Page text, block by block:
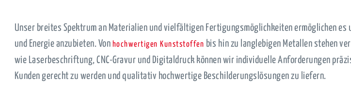
Unser breites Spektrum an Materialien und vielfältigen Fertigungsmöglichkeiten ermöglichen
und Energie anzubieten. Von hochwertigen Kunststoffen bis hin zu langlebigen Metallen stehen
wie Laserbeschriftung, CNC-Gravur und Digitaldruck können wir individuelle Anforderungen
Kunden gerecht zu werden und qualitativ hochwertige Beschilderungslösungen zu liefern.